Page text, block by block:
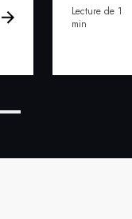
Lecture de 1
min